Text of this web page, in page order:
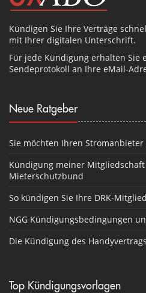
Kündigen Sie Ihre Verträge
mit Ihrer digitalen Unterschrift.
Für jede Kündigung erhalten Sie
Sendeprotokoll an Ihre eMail-
Neue Ratgeber
Sie möchten Ihren Stromanbieter
Kündigung meiner
Mieterschutzbund
So kündigen Sie Ihre DRK-
NGG Kündigungsbedingungen
Die Kündigung des Handyvertrags
Top Kündigungsvorlagen